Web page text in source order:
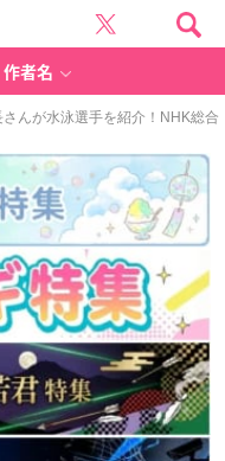
作者名
んが水泳選手を紹介！NHK総